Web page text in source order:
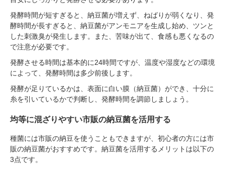
発酵時間が短すぎると、納豆菌が増えず、ねばりが弱くなり、発
酵時間が長すぎると、納豆菌がアンモニアを生成し始め、ツンと
した刺激臭が発生します。また、苦味が出て、食感も悪くなるの
で注意が必要です。
発酵させる時間は基本的に24時間ですが、温度や湿度などの環境
によって、発酵時間は多少前後します。
発酵が足りているかは、表面に白い膜（納豆菌）ができ、十分に
糸を引いているかで判断し、発酵時間を調節しましょう。
均等に混ざりやすい市販の納豆菌を活用する
種菌には市販の納豆を使うこともできますが、初心者の方には市
販の納豆菌がおすすめです。納豆菌を活用するメリットは以下の
3点です。